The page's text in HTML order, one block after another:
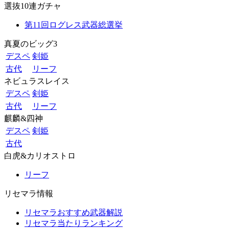
選抜10連ガチャ
第11回ログレス武器総選挙
真夏のビッグ3
デスペ 剣姫
古代
リーフ
ネビュラスレイス
デスペ 剣姫
古代
リーフ
麒麟&四神
デスペ 剣姫
古代
白虎&カリオストロ
リーフ
リセマラ情報
リセマラおすすめ武器解説
リセマラ当たりランキング